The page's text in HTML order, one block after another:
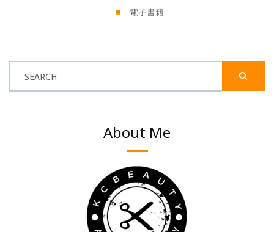
電子書籍
SEARCH
About Me